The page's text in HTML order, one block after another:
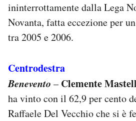
ininterrottamente dalla Lega
Novanta, fatta eccezione per
tra 2005 e 2006.
Centrodestra
Benevento – Clemente
ha vinto con il 62,9 per cento
Raffaele Del Vecchio che si è